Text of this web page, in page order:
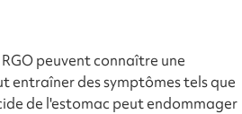
peuvent connaître une
entraîner des symptômes tels que
de l'estomac peut endommager